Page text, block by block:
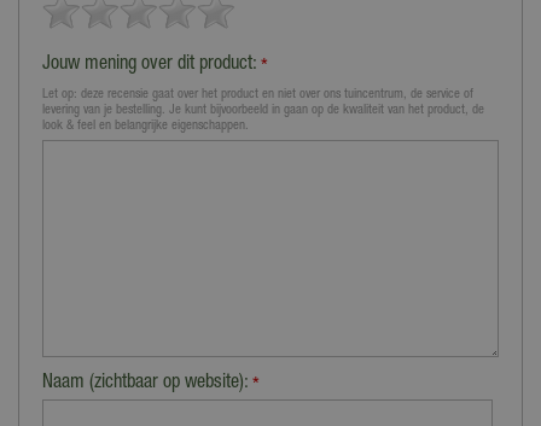
Jouw mening over dit product: *
Let op: deze recensie gaat over het product en niet over ons tuincentrum, de service of
levering van je bestelling. Je kunt bijvoorbeeld in gaan op de kwaliteit van het product, de
look & feel en belangrijke eigenschappen.
Naam (zichtbaar op website): *